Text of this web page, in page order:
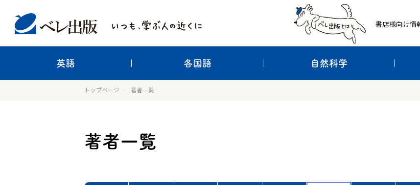
書店様向け情
英語 各国語 自然科学
トップページ 著者一覧
著者一覧